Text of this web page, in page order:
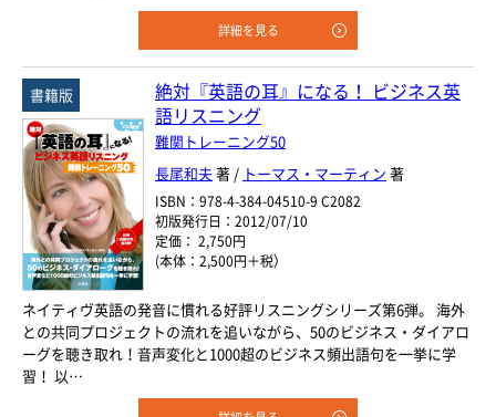
詳細を見る
絶対『英語の耳』になる！ ビジネス英
語リスニング
難関トレーニング50
長尾和夫 著 / トーマス・マーティン 著
ISBN：978-4-384-04510-9 C2082
初版発行日：2012/07/10
定価： 2,750円
(本体：2,500円＋税）
ネイティヴ英語の発音に慣れる好評リスニングシリーズ第6弾。 海外
との共同プロジェクトの流れを追いながら、50のビジネス・ダイアロ
ーグを聴き取れ！音声変化と1000超のビジネス頻出語句を一挙に学
習！ 以…
書籍版